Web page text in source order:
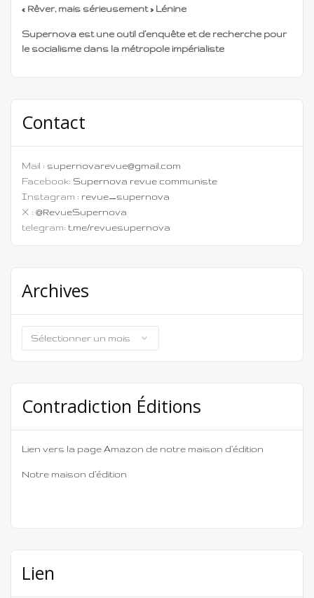
corrompre le peuple palestinien, […]
« Rêver, mais sérieusement » Lénine
Supernova est une outil d’enquête et de recherche pour
le socialisme dans la métropole impérialiste
Contact
Mail : supernovarevue@gmail.com
Facebook: Supernova revue communiste
Instagram : revue_supernova
X : @RevueSupernova
telegram: t.me/revuesupernova
Archives
Archives
Contradiction Éditions
Lien vers la page Amazon de notre maison d’édition
Notre maison d’édition
Lien